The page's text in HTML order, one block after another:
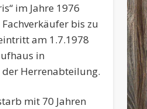
im Jahre 1976
bis zu
am 1.7.1978
in
Herrenabteilung.
mit 70 Jahren